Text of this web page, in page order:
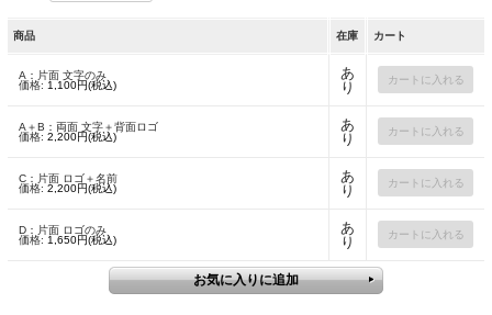
商品 在庫 カート
A：片面 文字のみ
価格: 1,100円(税込)
あ
り
A＋B：両面 文字＋背面ロゴ
価格: 2,200円(税込)
あ
り
C：片面 ロゴ＋名前
価格: 2,200円(税込)
あ
り
D：片面 ロゴのみ
価格: 1,650円(税込)
あ
り